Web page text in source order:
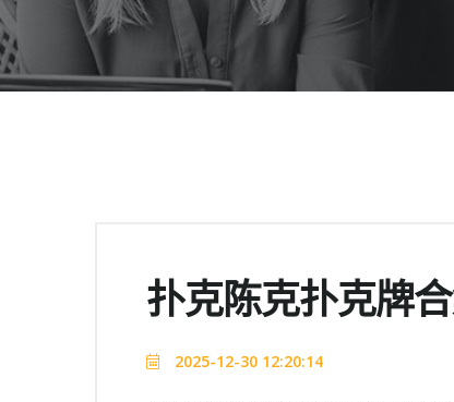
扑克陈克扑克牌
2025-12-30 12:20:14